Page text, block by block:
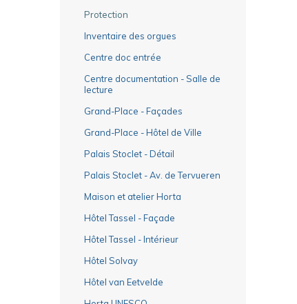
Protection
Inventaire des orgues
Centre doc entrée
Centre documentation - Salle de
lecture
Grand-Place - Façades
Grand-Place - Hôtel de Ville
Palais Stoclet - Détail
Palais Stoclet - Av. de Tervueren
Maison et atelier Horta
Hôtel Tassel - Façade
Hôtel Tassel - Intérieur
Hôtel Solvay
Hôtel van Eetvelde